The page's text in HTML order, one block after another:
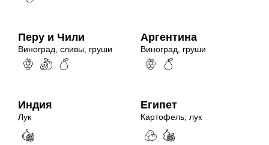
Перу и Чили
Виноград, сливы, груши
Аргентина
Виноград, груши
Индия
Лук
Египет
Картофель, лук